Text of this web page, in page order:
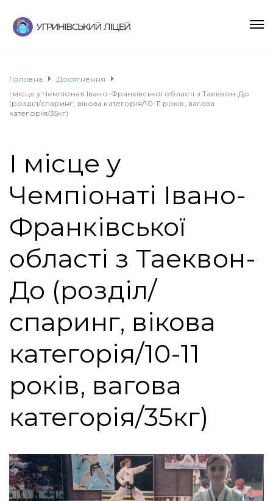
Головна
Досягнення
І місце у Чемпіонаті Івано-Франківської області з Таеквон-До
(розділ/спаринг, вікова категорія/10-11 років, вагова
категорія/35кг)
І місце у
Чемпіонаті Івано-
Франківської
області з Таеквон-
До (розділ/
спаринг, вікова
категорія/10-11
років, вагова
категорія/35кг)